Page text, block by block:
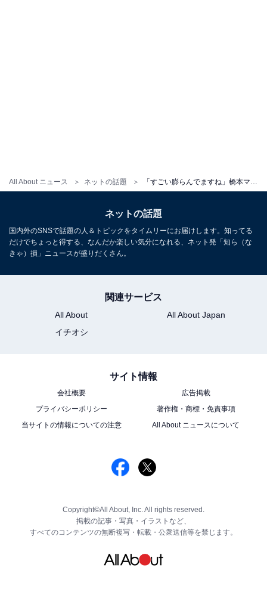
All About ニュース ネットの話題
ネットの話題
国内外のSNSで話題の人＆トピックをタイムリーにお届けします。知ってる
だけでちょっと得する、なんだか楽しい気分になれる、ネット発「知ら（な
きゃ）損」ニュースが盛りだくさん。
関連サービス
All About
All About Japan
イチオシ
サイト情報
会社概要
広告掲載
プライバシーポリシー
著作権・商標・免責事項
当サイトの情報についての注意
All About ニュースについて
Copyright©All About, Inc. All rights reserved.
掲載の記事・写真・イラストなど、
すべてのコンテンツの無断複写・転載・公衆送信等を禁じます。